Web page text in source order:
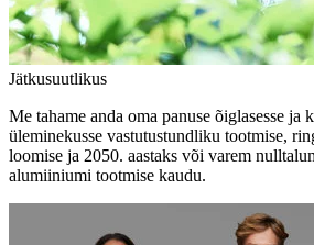
Jätkusuutlikus
Me tahame anda oma panuse õiglasesse ja
üleminekusse vastutustundliku tootmise,
loomise ja 2050. aastaks või varem
alumiiniumi tootmise kaudu.